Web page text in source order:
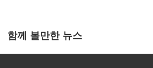
함께 볼만한 뉴스